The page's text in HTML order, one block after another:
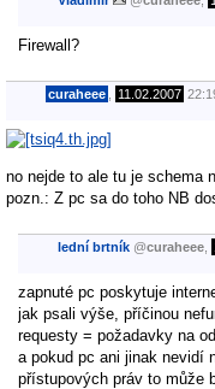
Firewall?
curaheee 11.02.2007
no nejde to ale tu je schema
pozn.: Z pc sa do toho NB
lední brtník @curaheee
zapnuté pc poskytuje
jak psali výše, příčinou
requesty = požadavky na
a pokud pc ani jinak nevidí
přístupových práv to může